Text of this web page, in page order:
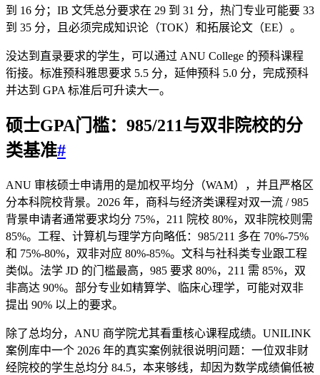
到 16 分；IB 文凭总分要求在 29 到 31 分，热门专业可能要 33
到 35 分，且必须完成知识论（TOK）和拓展论文（EE）。
没达到直录要求的学生，可以通过 ANU College 的预科课程
衔接。标准预科雅思要求 5.5 分，延伸预科 5.0 分，完成预科
并达到 GPA 标准后可升读大一。
硕士GPA门槛：985/211与双非院校的分
类基准#
ANU 审核硕士申请用的是加权平均分（WAM），并且严格区
分本科院校背景。2026 年，商科与经济类课程对双一流 / 985
背景申请者通常要求均分 75%，211 院校 80%，双非院校则需
85%。工程、计算机与理学方向略低：985/211 多在 70%-75%
和 75%-80%，双非对应 80%-85%。文科与社科类专业跟工程
类似。法学 JD 的门槛最高，985 要求 80%，211 需 85%，双
非高达 90%。部分专业如精算学、临床心理学，可能对双非
提出 90% 以上的要求。
除了总均分，ANU 商学院尤其看重核心课程成绩。UNILINK
案例库中一个 2026 年的真实案例就很说明问题：一位双非财
经院校的学生总均分 84.5，本来够线，却因为数学成绩偏低被